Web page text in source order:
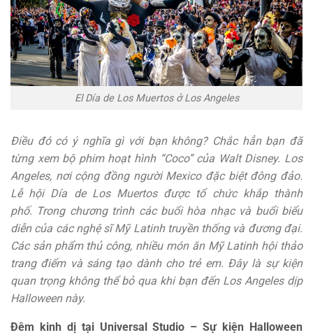
El Día de Los Muertos ở Los Angeles
Điều đó có ý nghĩa gì với bạn không? Chắc hẳn bạn đã
từng xem bộ phim hoạt hình “Coco” của Walt Disney. Los
Angeles, nơi cộng đồng người Mexico đặc biệt đông đảo.
Lễ hội Día de Los Muertos được tổ chức khắp thành
phố. Trong chương trình các buổi hòa nhạc và buổi biểu
diễn của các nghệ sĩ Mỹ Latinh truyền thống và đương đại.
Các sản phẩm thủ công, nhiều món ăn Mỹ Latinh hội thảo
trang điểm và sáng tạo dành cho trẻ em. Đây là sự kiện
quan trọng không thể bỏ qua khi bạn đến Los Angeles dịp
Halloween này.
Đêm kinh dị tại Universal Studio – Sự kiện Halloween